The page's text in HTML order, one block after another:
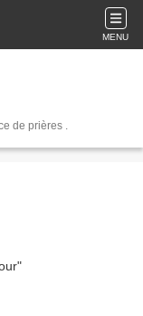
MENU
de prières .